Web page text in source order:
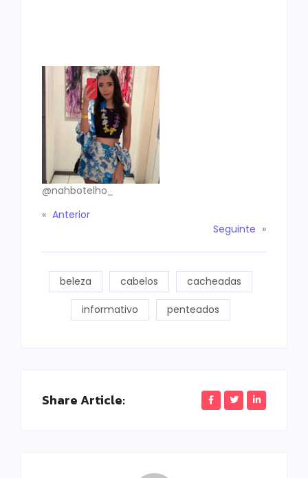
@nahbotelho_
« Anterior
Seguinte »
beleza cabelos cacheadas
informativo penteados
Share Article: